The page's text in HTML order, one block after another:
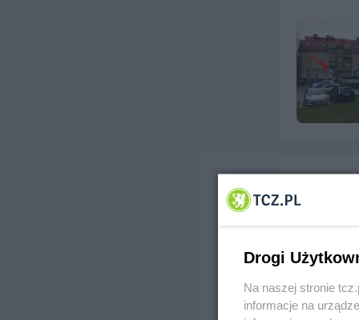
ul.
Mobilny
Drogi
Na naszej stronie
informacje na